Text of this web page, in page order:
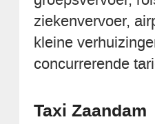
ziekenvervoer,
kleine
concurrerende
Taxi Zaandam